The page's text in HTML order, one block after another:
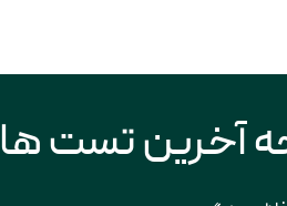
آخرین تست ها